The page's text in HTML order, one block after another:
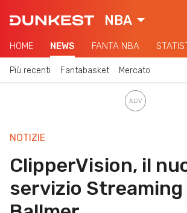
NBA
HOME NEWS FANTA NBA
Più recenti Fantabasket Mercato
NOTIZIE
ClipperVision, il
servizio Streaming